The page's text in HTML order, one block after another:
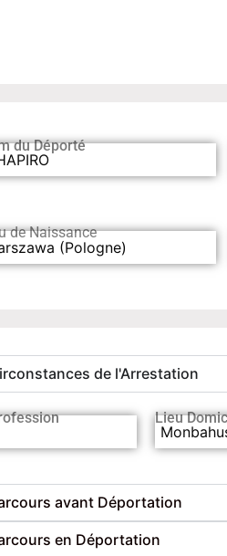
du Déporté
de Naissance
(Pologne)
de l'Arrestation
Lieu
avant Déportation
en Déportation